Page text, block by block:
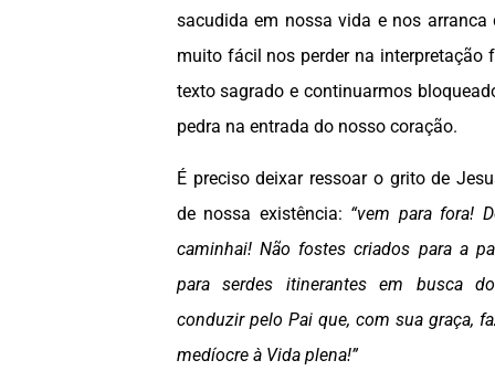
sacudida em nossa vida e nos arranca
muito fácil nos perder na interpretação
texto sagrado e continuarmos
pedra na entrada do nosso coração.
É preciso deixar ressoar o grito de
de nossa existência: “vem para fora!
caminhai! Não fostes criados para a
para serdes itinerantes em busca
conduzir pelo Pai que, com sua graça,
medíocre à Vida plena!”